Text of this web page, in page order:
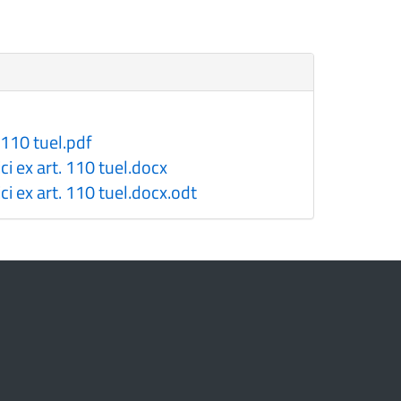
110 tuel.pdf
ex art. 110 tuel.docx
ex art. 110 tuel.docx.odt